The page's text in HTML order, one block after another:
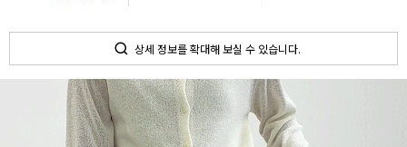
상세 정보를 확대해 보실 수 있습니다.